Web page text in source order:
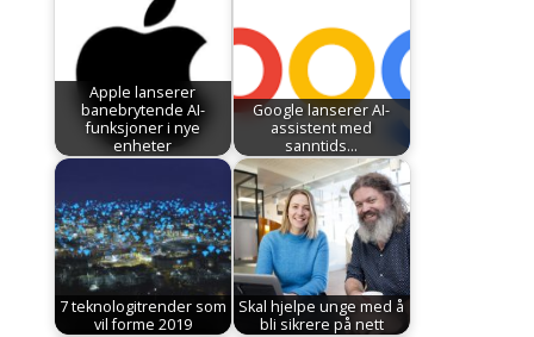
Apple lanserer
banebrytende AI-
funksjoner i nye
enheter
Google lanserer AI-
assistent med
sanntids…
7 teknologitrender som
vil forme 2019
Skal hjelpe unge med å
bli sikrere på nett